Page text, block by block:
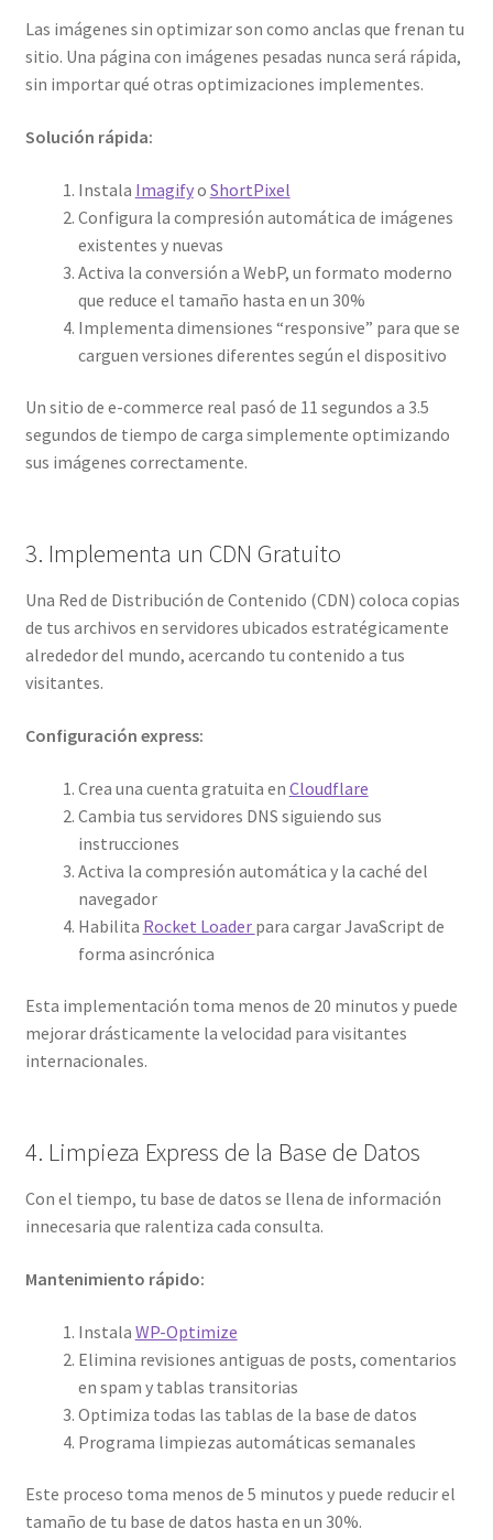
Las imágenes sin optimizar son como anclas que frenan tu
sitio. Una página con imágenes pesadas nunca será rápida,
sin importar qué otras optimizaciones implementes.
Solución rápida:
Instala Imagifyo ShortPixel
Configura la compresión automática de imágenes
existentes y nuevas
Activa la conversión a WebP, un formato moderno
que reduce el tamaño hasta en un 30%
Implementa dimensiones “responsive” para que se
carguen versiones diferentes según el dispositivo
Un sitio de e-commerce real pasó de 11 segundos a 3.5
segundos de tiempo de carga simplemente optimizando
sus imágenes correctamente.
3. Implementa un CDN Gratuito
Una Red de Distribución de Contenido (CDN) coloca copias
de tus archivos en servidores ubicados estratégicamente
alrededor del mundo, acercando tu contenido a tus
visitantes.
Configuración express:
Crea una cuenta gratuita en Cloudflare
Cambia tus servidores DNS siguiendo sus
instrucciones
Activa la compresión automática y la caché del
navegador
Habilita Rocket Loader para cargar JavaScript de
forma asincrónica
Esta implementación toma menos de 20 minutos y puede
mejorar drásticamente la velocidad para visitantes
internacionales.
4. Limpieza Express de la Base de Datos
Con el tiempo, tu base de datos se llena de información
innecesaria que ralentiza cada consulta.
Mantenimiento rápido:
Instala WP-Optimize
Elimina revisiones antiguas de posts, comentarios
en spam y tablas transitorias
Optimiza todas las tablas de la base de datos
Programa limpiezas automáticas semanales
Este proceso toma menos de 5 minutos y puede reducir el
tamaño de tu base de datos hasta en un 30%.